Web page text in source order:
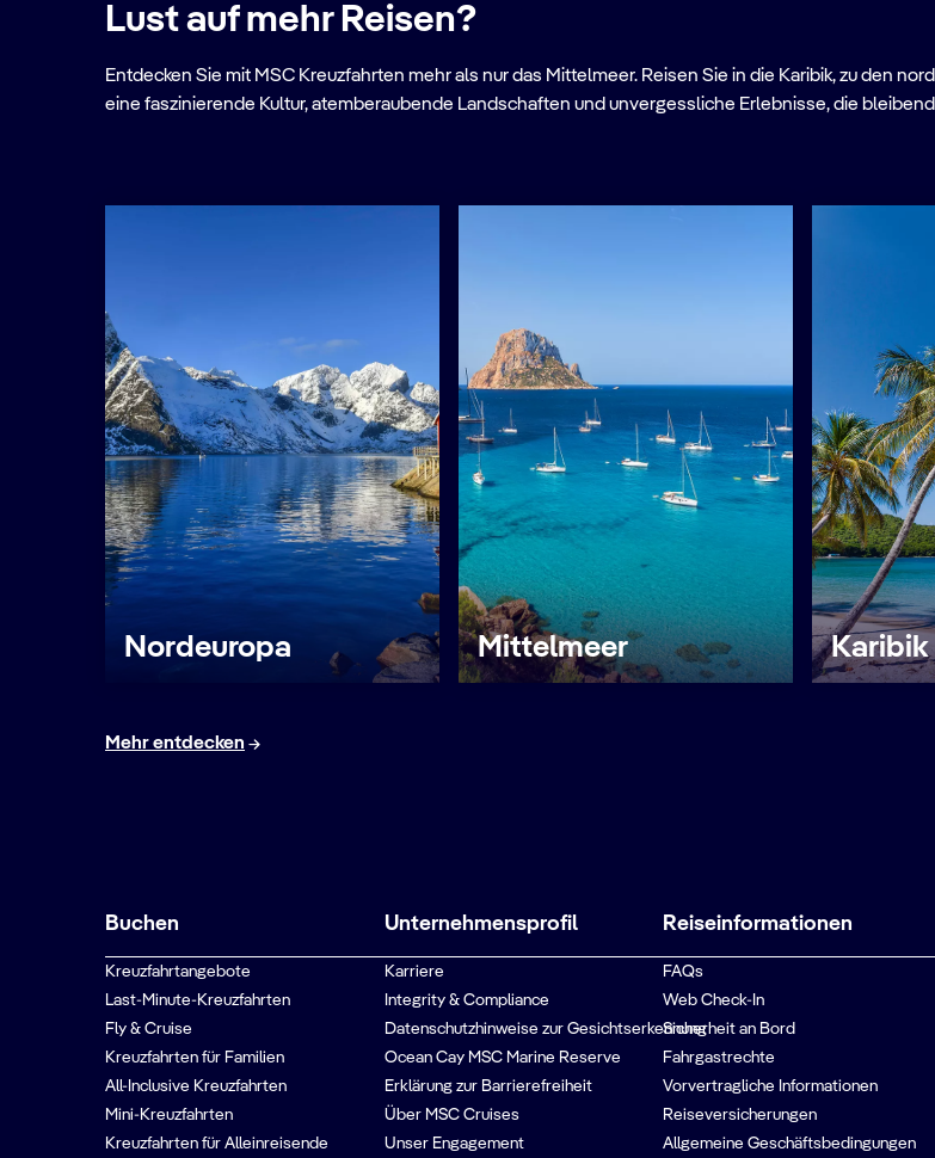
Lust auf mehr Reisen?
Entdecken Sie mit MSC Kreuzfahrten mehr als nur das Mittelmeer. Reisen Sie in die Karibik, zu den
eine faszinierende Kultur, atemberaubende Landschaften und unvergessliche Erlebnisse, die
Nordeuropa Mittelmeer Karibik
Mehr entdecken
Buchen
Kreuzfahrtangebote
Last-Minute-Kreuzfahrten
Fly & Cruise
Kreuzfahrten für Familien
All-Inclusive Kreuzfahrten
Mini-Kreuzfahrten
Kreuzfahrten für Alleinreisende
Unternehmensprofil
Karriere
Integrity & Compliance
Datenschutzhinweise zur Gesichtserkennung
Ocean Cay MSC Marine Reserve
Erklärung zur Barrierefreiheit
Über MSC Cruises
Unser Engagement
Reiseinformationen
FAQs
Web Check-In
Sicherheit an Bord
Fahrgastrechte
Vorvertragliche Informationen
Reiseversicherungen
Allgemeine Geschäftsbedingungen